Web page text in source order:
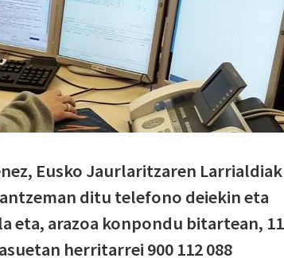
Eusko Jaurlaritzaren Larrialdiak
ditu telefono deiekin eta
eta, arazoa konpondu bitartean,
herritarrei 900 112 088